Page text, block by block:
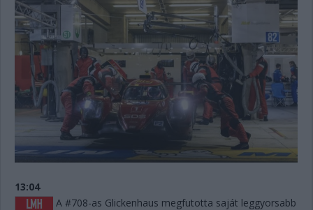
13:04
A #708-as Glickenhaus megfutotta saját leggyorsabb